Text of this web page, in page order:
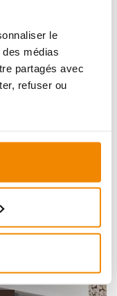
le
médias
partagés avec
refuser ou
€
de 11%)
Gris 11/7 kW
délai de livraison : 1 à 3
€